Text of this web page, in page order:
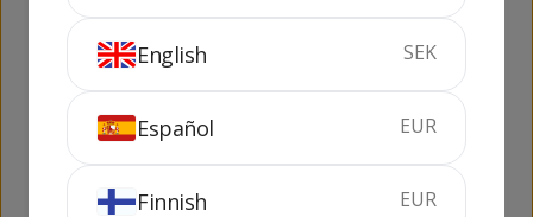
Absolut 5 Mini Mix
40%
Vodka 1 lit
37.5%
English SEK
Español EUR
Finnish EUR